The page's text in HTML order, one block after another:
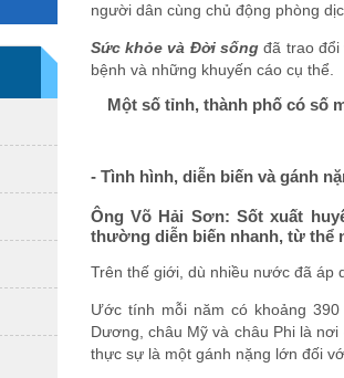
người dân cùng chủ động phòng
Sức khỏe và Đời sống đã trao đổi
bệnh và những khuyến cáo cụ thể.
Một số tỉnh, thành phố có số
- Tình hình, diễn biến và gánh
Ông Võ Hải Sơn: Sốt xuất
thường diễn biến nhanh, từ thể
Trên thế giới, dù nhiều nước đã áp
Ước tính mỗi năm có khoảng
Dương, châu Mỹ và châu Phi là
thực sự là một gánh nặng lớn đối